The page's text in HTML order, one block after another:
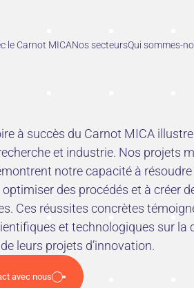
le Carnot MICANos secteursQui sommes-
à succès du Carnot MICA
et industrie. Nos projets
notre capacité à
des procédés et à créer
Ces réussites concrètes
et technologiques sur la
leurs projets d’innovation.
avec nous